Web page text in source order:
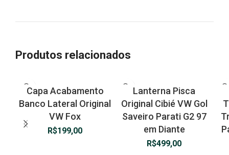
Produtos relacionados
Capa Acabamento
Banco Lateral Original
VW Fox
R$199,00
Lanterna Pisca
Original Cibié VW Gol
Saveiro Parati G2 97
em Diante
R$499,00